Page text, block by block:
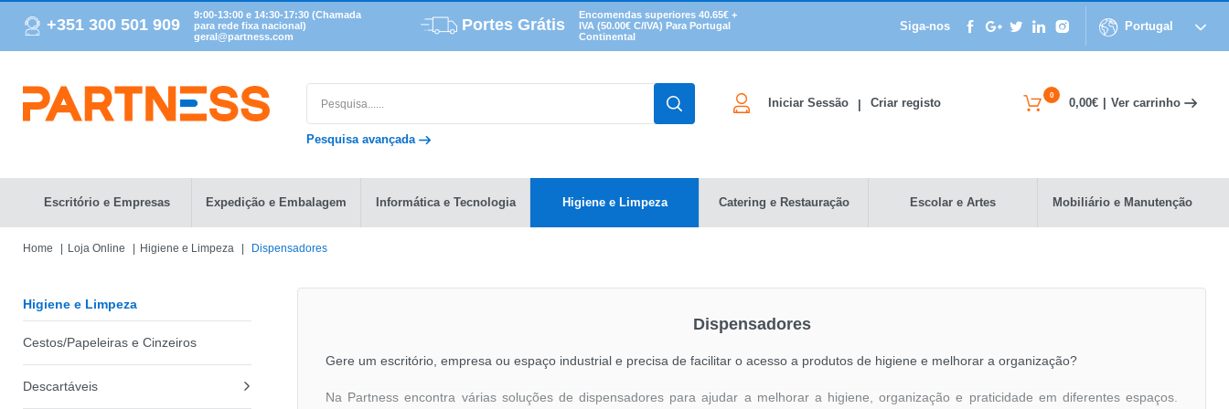
+351 300 501 909
9:00-13:00 e 14:30-17:30 (Chamada
para rede fixa nacional)
geral@partness.com
Portes Grátis
Encomendas superiores 40.65€ +
IVA (50.00€ C/IVA) Para Portugal
Continental
Siga-nos Portugal
Pesquisa avançada
Iniciar Sessão Criar registo
0
0,00€ Ver carrinho
Escritório e Empresas Expedição e Embalagem Informática e Tecnologia Higiene e Limpeza Catering e Restauração Escolar e Artes Mobiliário e Manutenção
Home Loja Online Higiene e Limpeza Dispensadores
Higiene e Limpeza
Cestos/Papeleiras e Cinzeiros
Descartáveis
Dispensadores
Gere um escritório, empresa ou espaço industrial e precisa de facilitar o acesso a produtos de higiene e melhorar a organização?
Na Partness encontra várias soluções de dispensadores para ajudar a melhorar a higiene, organização e praticidade em diferentes espaços.